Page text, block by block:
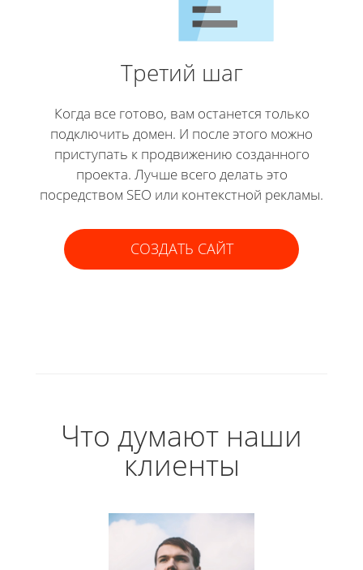
Третий шаг
Когда все готово, вам останется только
подключить домен. И после этого можно
приступать к продвижению созданного
проекта. Лучше всего делать это
посредством SEO или контекстной рекламы.
СОЗДАТЬ САЙТ
Что думают наши
клиенты